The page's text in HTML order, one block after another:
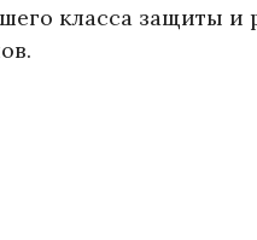
класса защиты и